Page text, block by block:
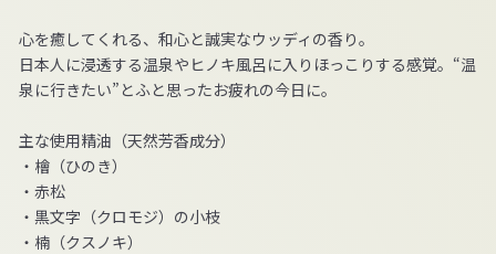
心を癒してくれる、和心と誠実なウッディの香り。
日本人に浸透する温泉やヒノキ風呂に入りほっこりする感覚。“温
泉に行きたい”とふと思ったお疲れの今日に。
主な使用精油（天然芳香成分）
・檜（ひのき）
・赤松
・黒文字（クロモジ）の小枝
・楠（クスノキ）